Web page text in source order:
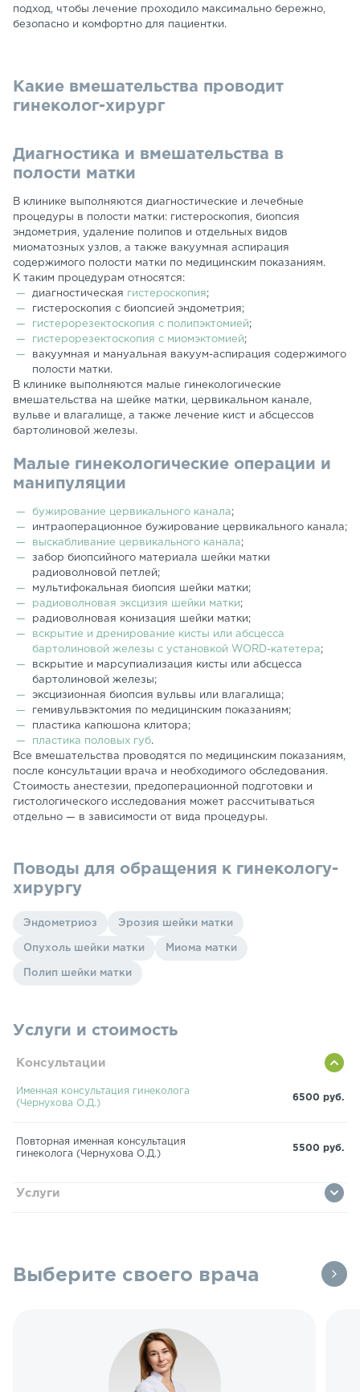
подход, чтобы лечение проходило максимально бережно,
безопасно и комфортно для пациентки.
Какие вмешательства проводит
гинеколог-хирург
Диагностика и вмешательства в
полости матки
В клинике выполняются диагностические и лечебные
процедуры в полости матки: гистероскопия, биопсия
эндометрия, удаление полипов и отдельных видов
миоматозных узлов, а также вакуумная аспирация
содержимого полости матки по медицинским показаниям.
К таким процедурам относятся:
диагностическая гистероскопия;
гистероскопия с биопсией эндометрия;
гистерорезектоскопия с полипэктомией;
гистерорезектоскопия с миомэктомией;
вакуумная и мануальная вакуум-аспирация содержимого
полости матки.
В клинике выполняются малые гинекологические
вмешательства на шейке матки, цервикальном канале,
вульве и влагалище, а также лечение кист и абсцессов
бартолиновой железы.
Малые гинекологические операции и
манипуляции
бужирование цервикального канала;
интраоперационное бужирование цервикального канала;
выскабливание цервикального канала;
забор биопсийного материала шейки матки
радиоволновой петлей;
мультифокальная биопсия шейки матки;
радиоволновая эксцизия шейки матки;
радиоволновая конизация шейки матки;
вскрытие и дренирование кисты или абсцесса
бартолиновой железы с установкой WORD-катетера;
вскрытие и марсупиализация кисты или абсцесса
бартолиновой железы;
эксцизионная биопсия вульвы или влагалища;
гемивульвэктомия по медицинским показаниям;
пластика капюшона клитора;
пластика половых губ.
Все вмешательства проводятся по медицинским показаниям,
после консультации врача и необходимого обследования.
Стоимость анестезии, предоперационной подготовки и
гистологического исследования может рассчитываться
отдельно — в зависимости от вида процедуры.
Поводы для обращения к гинекологу-
хирургу
Эндометриоз Эрозия шейки матки
Опухоль шейки матки Миома матки
Полип шейки матки
Услуги и стоимость
Консультации
Именная консультация гинеколога
(Чернухова О.Д.)
6500 руб.
Повторная именная консультация
гинеколога (Чернухова О.Д.)
5500 руб.
Услуги
Выберите своего врача